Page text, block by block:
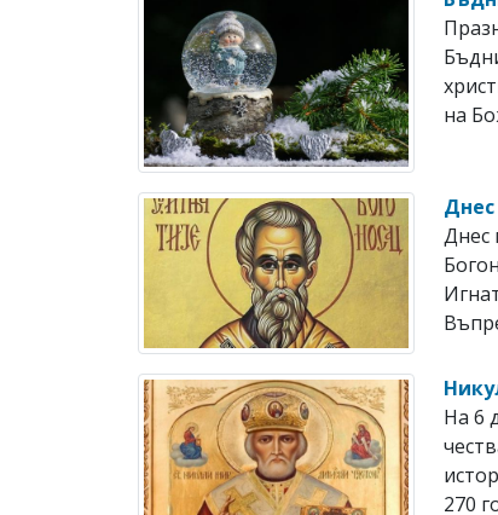
на
Днес
На 6
270